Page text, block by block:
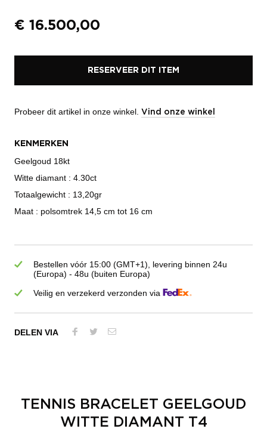
€ 16.500,00
RESERVEER DIT ITEM
Probeer dit artikel in onze winkel. Vind onze winkel
KENMERKEN
Geelgoud 18kt
Witte diamant : 4.30ct
Totaalgewicht : 13,20gr
Maat : polsomtrek 14,5 cm tot 16 cm
Bestellen vóór 15:00 (GMT+1), levering binnen 24u
(Europa) - 48u (buiten Europa)
Veilig en verzekerd verzonden via
DELEN VIA
TENNIS BRACELET GEELGOUD
WITTE DIAMANT T4